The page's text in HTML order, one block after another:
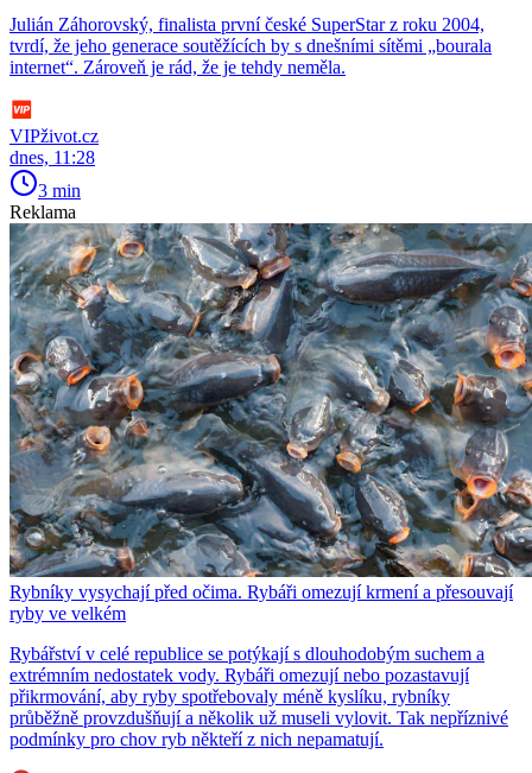
Julián Záhorovský, finalista první české SuperStar z roku 2004,
tvrdí, že jeho generace soutěžících by s dnešními sítěmi „bourala
internet“. Zároveň je rád, že je tehdy neměla.
VIPživot.cz
dnes, 11:28
3 min
Reklama
Rybníky vysychají před očima. Rybáři omezují krmení a přesouvají
ryby ve velkém
Rybářství v celé republice se potýkají s dlouhodobým suchem a
extrémním nedostatek vody. Rybáři omezují nebo pozastavují
přikrmování, aby ryby spotřebovaly méně kyslíku, rybníky
průběžně provzdušňují a několik už museli vylovit. Tak nepříznivé
podmínky pro chov ryb někteří z nich nepamatují.